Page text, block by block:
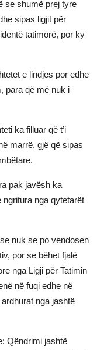
se shumë prej tyre
sipas ligjit për
tatimorë, por ky
e lindjes por edhe
para që më nuk i
ka filluar që t’i
marrë, gjë që sipas
pak javësh ka
nga qytetarët
nuk se po vendosen
por se bëhet fjalë
nga Ligji për Tatimin
në fuqi edhe në
nga jashtë
Qëndrimi jashtë